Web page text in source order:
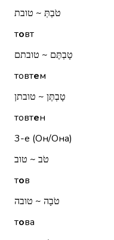
טֹבְתְּ ~ טובת
товт
טָבְתֶּם ~ טובתם
товтем
טָבְתֶּן ~ טובתן
товтен
3-е (Он/Она)
טֹב ~ טוב
тов
טֹבָה ~ טובה
това